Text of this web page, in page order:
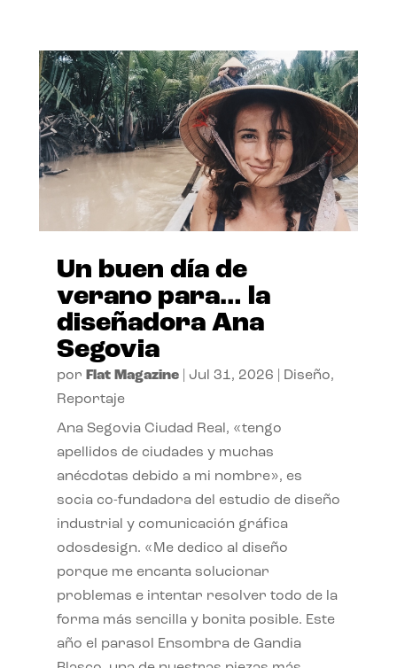
Un buen día de
verano para… la
diseñadora Ana
Segovia
por Flat Magazine| Jul 31, 2026 Diseño,
Reportaje
Ana Segovia Ciudad Real, «tengo
apellidos de ciudades y muchas
anécdotas debido a mi nombre», es
socia co-fundadora del estudio de diseño
industrial y comunicación gráfica
odosdesign. «Me dedico al diseño
porque me encanta solucionar
problemas e intentar resolver todo de la
forma más sencilla y bonita posible. Este
año el parasol Ensombra de Gandia